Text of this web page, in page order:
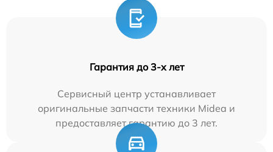
Гарантия до 3-х лет
Сервисный центр устанавливает
оригинальные запчасти техники Midea и
предоставляет гарантию до 3 лет.